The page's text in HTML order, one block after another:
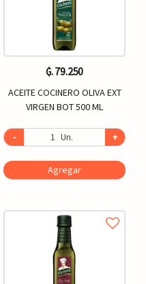
₲. 79.250
ACEITE COCINERO OLIVA EXT
VIRGEN BOT 500 ML
- Un. +
Agregar